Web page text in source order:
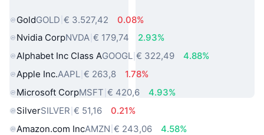
GoldGOLD € 3.527,42
0.08%
Nvidia CorpNVDA € 179,74
2.93%
Alphabet Inc Class AGOOGL € 322,49
4.88%
Apple Inc.AAPL € 263,8
1.78%
Microsoft CorpMSFT € 420,6
4.93%
SilverSILVER € 51,16
0.21%
Amazon.com IncAMZN € 243,06
4.58%